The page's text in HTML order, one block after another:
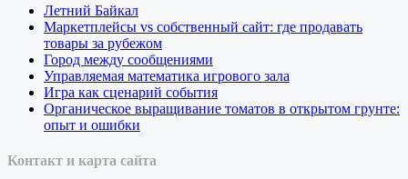
Летний Байкал
Маркетплейсы vs собственный сайт: где продавать
товары за рубежом
Город между сообщениями
Управляемая математика игрового зала
Игра как сценарий события
Органическое выращивание томатов в открытом грунте:
опыт и ошибки
Контакт и карта сайта